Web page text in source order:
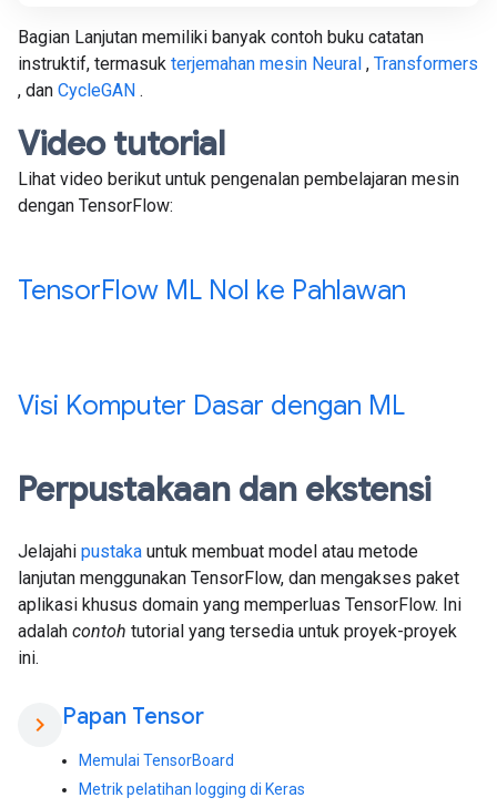
Bagian Lanjutan memiliki banyak contoh buku catatan
instruktif, termasuk terjemahan mesin Neural , Transformers
, dan CycleGAN .
Video tutorial
Lihat video berikut untuk pengenalan pembelajaran mesin
dengan TensorFlow:
TensorFlow ML Nol ke Pahlawan
Visi Komputer Dasar dengan ML
Perpustakaan dan ekstensi
Jelajahi pustaka untuk membuat model atau metode
lanjutan menggunakan TensorFlow, dan mengakses paket
aplikasi khusus domain yang memperluas TensorFlow. Ini
adalah contoh tutorial yang tersedia untuk proyek-proyek
ini.
chevron_right Papan Tensor
Memulai TensorBoard
Metrik pelatihan logging di Keras